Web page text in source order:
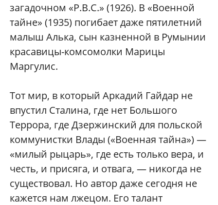
загадочном «Р.В.С.» (1926). В «Военной
тайне» (1935) погибает даже пятилетний
малыш Алька, сын казненной в Румынии
красавицы-комсомолки Марицы
Маргулис.
Тот мир, в который Аркадий Гайдар не
впустил Сталина, где нет Большого
Террора, где Дзержинский для польской
коммунистки Влады («Военная тайна») —
«милый рыцарь», где есть только вера, и
честь, и присяга, и отвага, — никогда не
существовал. Но автор даже сегодня не
кажется нам лжецом. Его талант